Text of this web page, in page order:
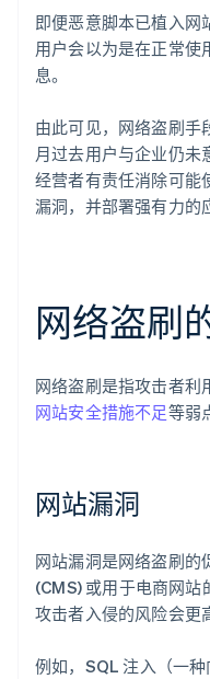
即便恶意脚本已植入网
用户会以为是在正常使
息。
由此可见，网络盗刷手
月过去用户与企业仍未
经营者有责任消除可能
漏洞，并部署强有力的
网络盗刷
网络盗刷是指攻击者利
网站安全措施不足等弱
网站漏洞
网站漏洞是网络盗刷的
(CMS) 或用于电商网
攻击者入侵的风险会更
例如，SQL 注入（一